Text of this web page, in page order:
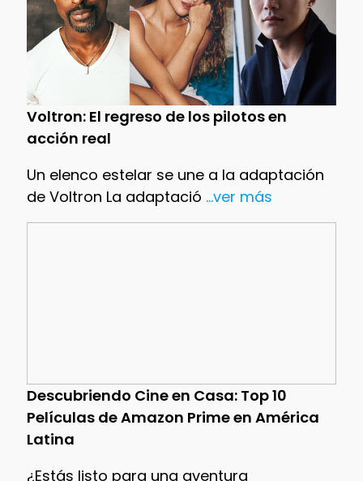
Voltron: El regreso de los pilotos en
acción real
Un elenco estelar se une a la adaptación
de Voltron La adaptació ...ver más
Descubriendo Cine en Casa: Top 10
Películas de Amazon Prime en América
Latina
¿Estás listo para una aventura